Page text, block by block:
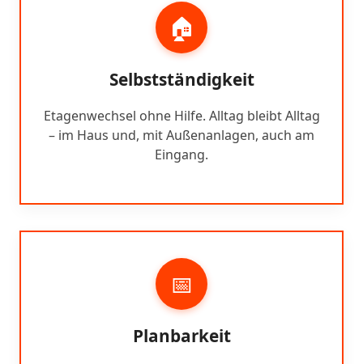
🏠
Selbstständigkeit
Etagenwechsel ohne Hilfe. Alltag bleibt Alltag
– im Haus und, mit Außenanlagen, auch am
Eingang.
📅
Planbarkeit